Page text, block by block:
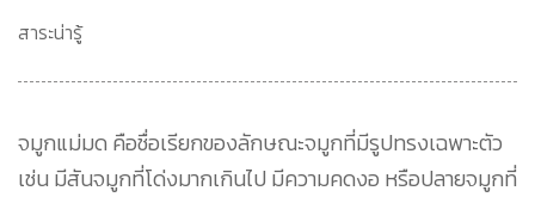
สาระน่ารู้
จมูกแม่มด คือชื่อเรียกของลักษณะจมูกที่มีรูปทรงเฉพาะตัว
เช่น มีสันจมูกที่โด่งมากเกินไป มีความคดงอ หรือปลายจมูกที่